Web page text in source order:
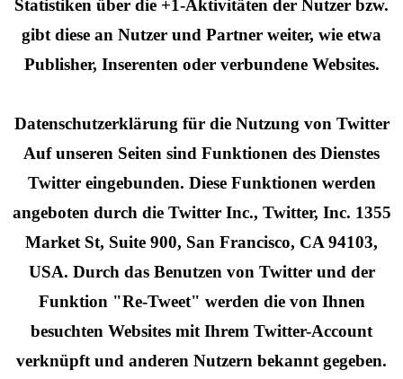
Statistiken über die +1-Aktivitäten der Nutzer bzw.
gibt diese an Nutzer und Partner weiter, wie etwa
Publisher, Inserenten oder verbundene Websites.
Datenschutzerklärung für die Nutzung von Twitter
Auf unseren Seiten sind Funktionen des Dienstes
Twitter eingebunden. Diese Funktionen werden
angeboten durch die Twitter Inc., Twitter, Inc. 1355
Market St, Suite 900, San Francisco, CA 94103,
USA. Durch das Benutzen von Twitter und der
Funktion "Re-Tweet" werden die von Ihnen
besuchten Websites mit Ihrem Twitter-Account
verknüpft und anderen Nutzern bekannt gegeben.